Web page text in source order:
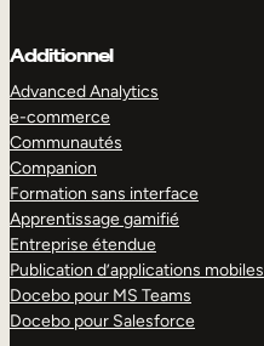
Additionnel
Advanced Analytics
e-commerce
Communautés
Companion
Formation sans interface
Apprentissage gamifié
Entreprise étendue
Publication d’applications mobiles
Docebo pour MS Teams
Docebo pour Salesforce